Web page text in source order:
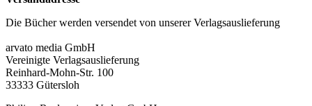
Die Bücher werden versendet von unserer Verlagsauslieferung
arvato media GmbH
Vereinigte Verlagsauslieferung
Reinhard-Mohn-Str. 100
33333 Gütersloh